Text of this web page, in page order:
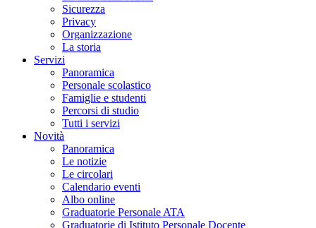
Sicurezza
Privacy
Organizzazione
La storia
Servizi
Panoramica
Personale scolastico
Famiglie e studenti
Percorsi di studio
Tutti i servizi
Novità
Panoramica
Le notizie
Le circolari
Calendario eventi
Albo online
Graduatorie Personale ATA
Graduatorie di Istituto Personale Docente